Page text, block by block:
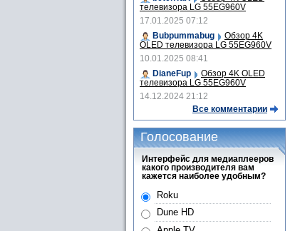
телевизора LG 55EG960V
17.01.2025 07:12
Bubpummabug
Обзор 4K
OLED телевизора LG 55EG960V
10.01.2025 08:41
DianeFup
Обзор 4K OLED
телевизора LG 55EG960V
14.12.2024 21:12
Все комментарии
Голосование
Интерфейс для медиаплееров
какого производителя вам
кажется наиболее удобным?
Roku
Dune HD